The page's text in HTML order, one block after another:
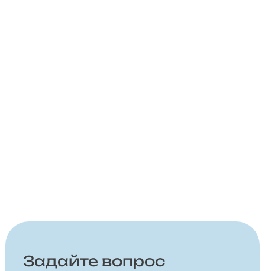
Задайте вопрос